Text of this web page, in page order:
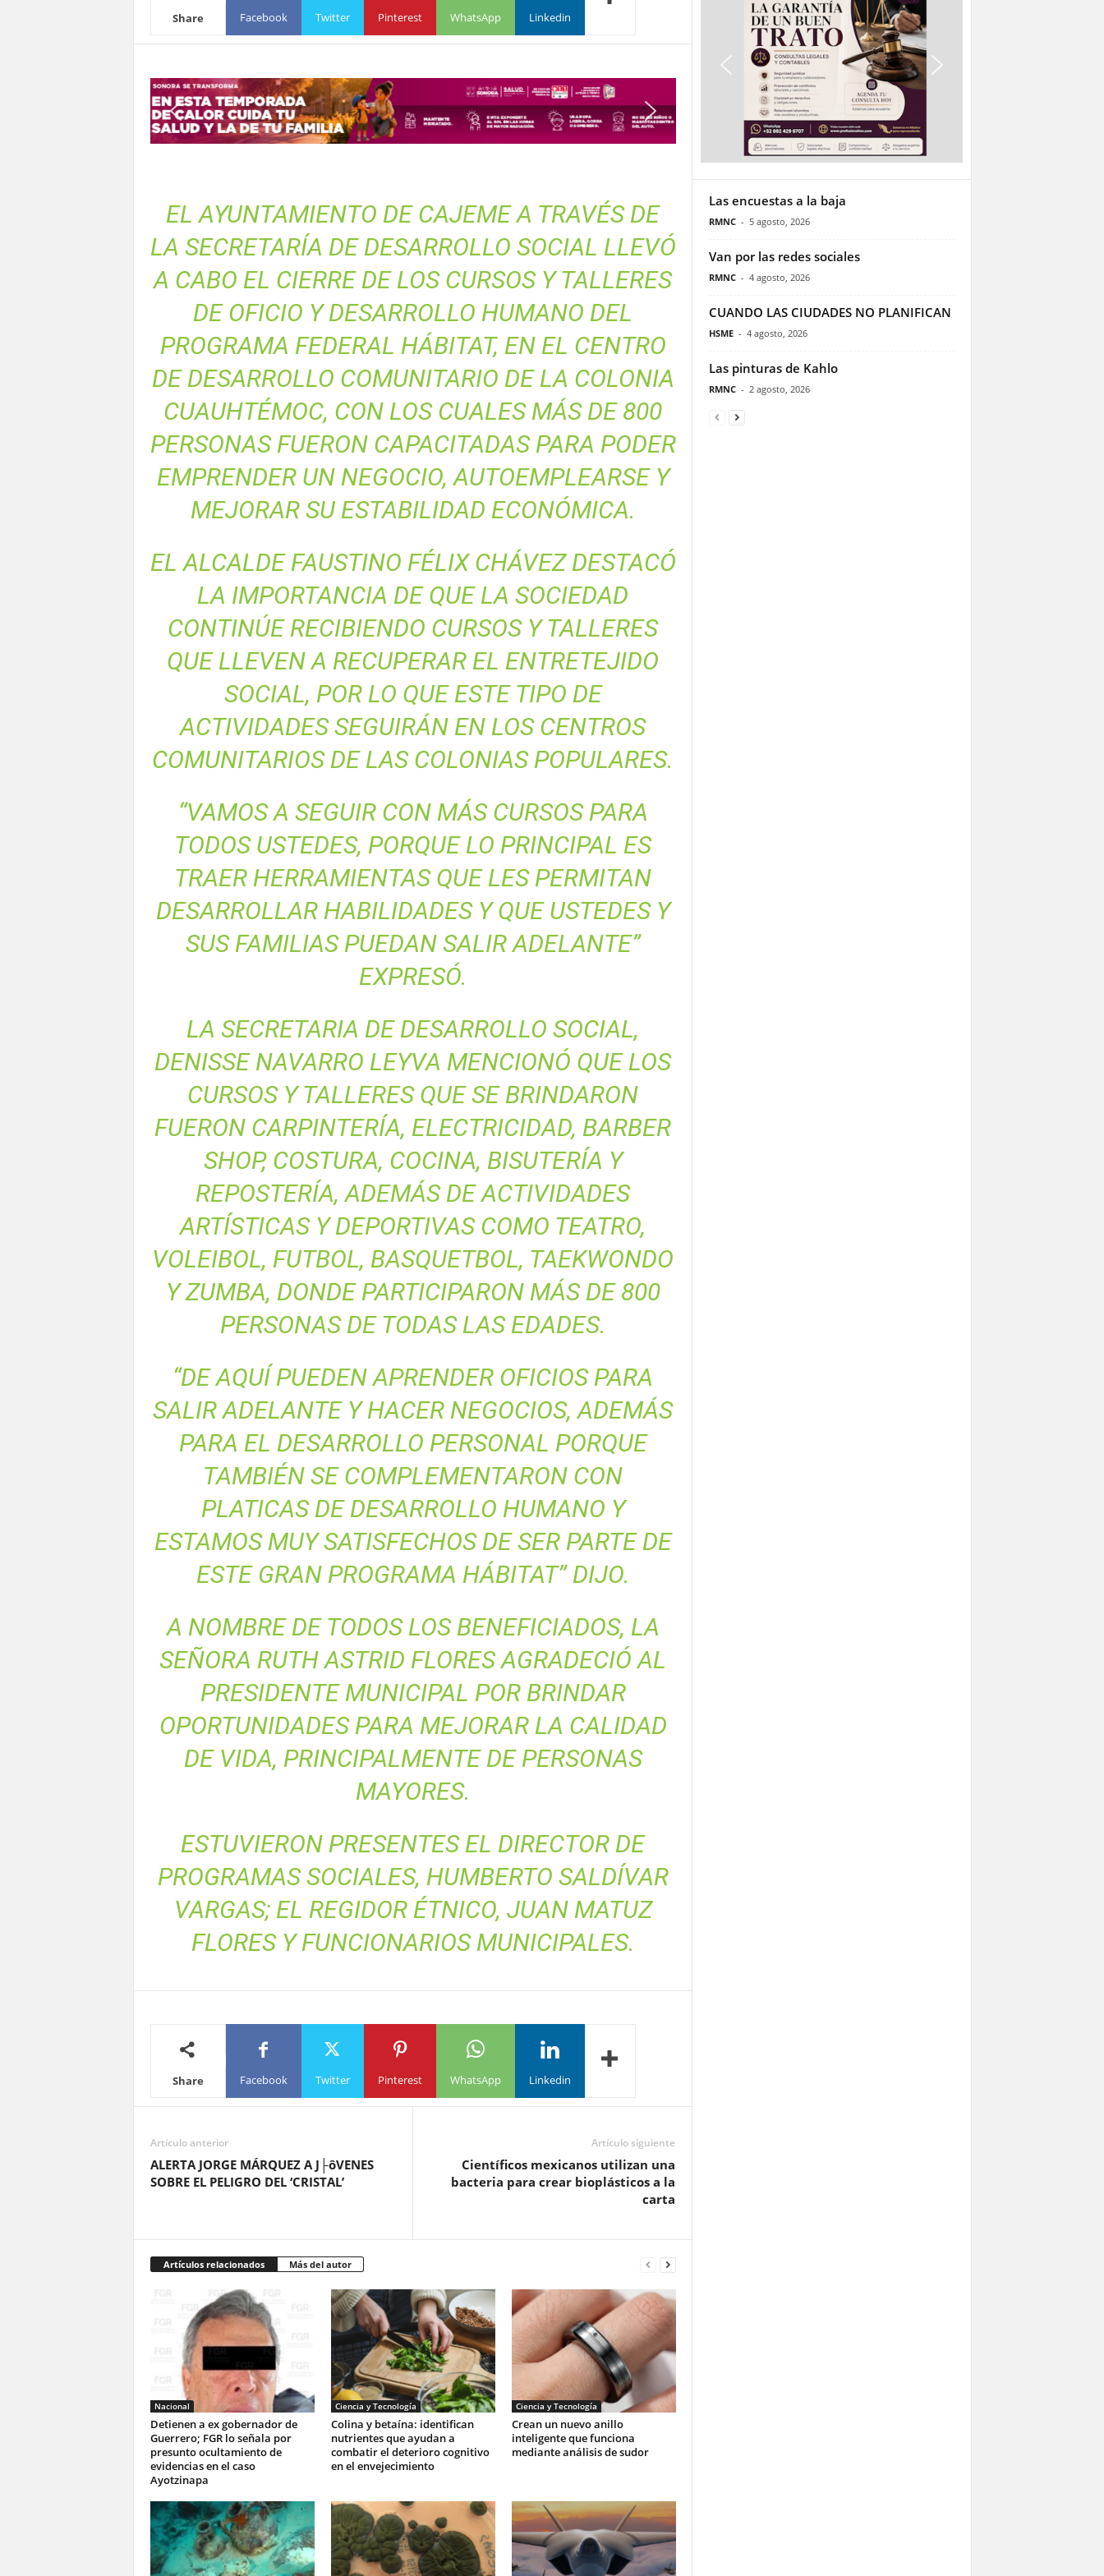
Share Facebook Twitter Pinterest WhatsApp Linkedin
EL AYUNTAMIENTO DE CAJEME A TRAVÉS DE
LA SECRETARÍA DE DESARROLLO SOCIAL LLEVÓ
A CABO EL CIERRE DE LOS CURSOS Y TALLERES
DE OFICIO Y DESARROLLO HUMANO DEL
PROGRAMA FEDERAL HÁBITAT, EN EL CENTRO
DE DESARROLLO COMUNITARIO DE LA COLONIA
CUAUHTÉMOC, CON LOS CUALES MÁS DE 800
PERSONAS FUERON CAPACITADAS PARA PODER
EMPRENDER UN NEGOCIO, AUTOEMPLEARSE Y
MEJORAR SU ESTABILIDAD ECONÓMICA.
EL ALCALDE FAUSTINO FÉLIX CHÁVEZ DESTACÓ
LA IMPORTANCIA DE QUE LA SOCIEDAD
CONTINÚE RECIBIENDO CURSOS Y TALLERES
QUE LLEVEN A RECUPERAR EL ENTRETEJIDO
SOCIAL, POR LO QUE ESTE TIPO DE
ACTIVIDADES SEGUIRÁN EN LOS CENTROS
COMUNITARIOS DE LAS COLONIAS POPULARES.
“VAMOS A SEGUIR CON MÁS CURSOS PARA
TODOS USTEDES, PORQUE LO PRINCIPAL ES
TRAER HERRAMIENTAS QUE LES PERMITAN
DESARROLLAR HABILIDADES Y QUE USTEDES Y
SUS FAMILIAS PUEDAN SALIR ADELANTE”
EXPRESÓ.
LA SECRETARIA DE DESARROLLO SOCIAL,
DENISSE NAVARRO LEYVA MENCIONÓ QUE LOS
CURSOS Y TALLERES QUE SE BRINDARON
FUERON CARPINTERÍA, ELECTRICIDAD, BARBER
SHOP, COSTURA, COCINA, BISUTERÍA Y
REPOSTERÍA, ADEMÁS DE ACTIVIDADES
ARTÍSTICAS Y DEPORTIVAS COMO TEATRO,
VOLEIBOL, FUTBOL, BASQUETBOL, TAEKWONDO
Y ZUMBA, DONDE PARTICIPARON MÁS DE 800
PERSONAS DE TODAS LAS EDADES.
“DE AQUÍ PUEDEN APRENDER OFICIOS PARA
SALIR ADELANTE Y HACER NEGOCIOS, ADEMÁS
PARA EL DESARROLLO PERSONAL PORQUE
TAMBIÉN SE COMPLEMENTARON CON
PLATICAS DE DESARROLLO HUMANO Y
ESTAMOS MUY SATISFECHOS DE SER PARTE DE
ESTE GRAN PROGRAMA HÁBITAT” DIJO.
A NOMBRE DE TODOS LOS BENEFICIADOS, LA
SEÑORA RUTH ASTRID FLORES AGRADECIÓ AL
PRESIDENTE MUNICIPAL POR BRINDAR
OPORTUNIDADES PARA MEJORAR LA CALIDAD
DE VIDA, PRINCIPALMENTE DE PERSONAS
MAYORES.
ESTUVIERON PRESENTES EL DIRECTOR DE
PROGRAMAS SOCIALES, HUMBERTO SALDÍVAR
VARGAS; EL REGIDOR ÉTNICO, JUAN MATUZ
FLORES Y FUNCIONARIOS MUNICIPALES.
Share Facebook Twitter Pinterest WhatsApp Linkedin
Artículo anterior
ALERTA JORGE MÁRQUEZ A J├ôVENES
SOBRE EL PELIGRO DEL ‘CRISTAL’
Artículo siguiente
Científicos mexicanos utilizan una
bacteria para crear bioplásticos a la
carta
Artículos relacionados Más del autor
Nacional
Detienen a ex gobernador de
Guerrero; FGR lo señala por
presunto ocultamiento de
evidencias en el caso
Ayotzinapa
Ciencia y Tecnología
Colina y betaína: identifican
nutrientes que ayudan a
combatir el deterioro cognitivo
en el envejecimiento
Ciencia y Tecnología
Crean un nuevo anillo
inteligente que funciona
mediante análisis de sudor
Las encuestas a la baja
RMNC - 5 agosto, 2026
Van por las redes sociales
RMNC - 4 agosto, 2026
CUANDO LAS CIUDADES NO PLANIFICAN
HSME - 4 agosto, 2026
Las pinturas de Kahlo
RMNC - 2 agosto, 2026